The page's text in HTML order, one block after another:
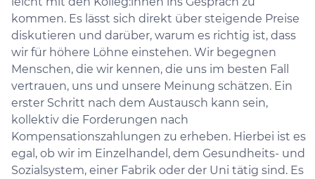
kommen. Es lässt sich direkt über steigende Preise
diskutieren und darüber, warum es richtig ist, dass
wir für höhere Löhne einstehen. Wir begegnen
Menschen, die wir kennen, die uns im besten Fall
vertrauen, uns und unsere Meinung schätzen. Ein
erster Schritt nach dem Austausch kann sein,
kollektiv die Forderungen nach
Kompensationszahlungen zu erheben. Hierbei ist es
egal, ob wir im Einzelhandel, dem Gesundheits- und
Sozialsystem, einer Fabrik oder der Uni tätig sind. Es